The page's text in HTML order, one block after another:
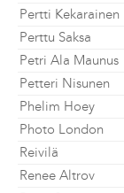
Pertti Kekarainen
Perttu Saksa
Petri Ala Maunus
Petteri Nisunen
Phelim Hoey
Photo London
Reivilä
Renee Altrov